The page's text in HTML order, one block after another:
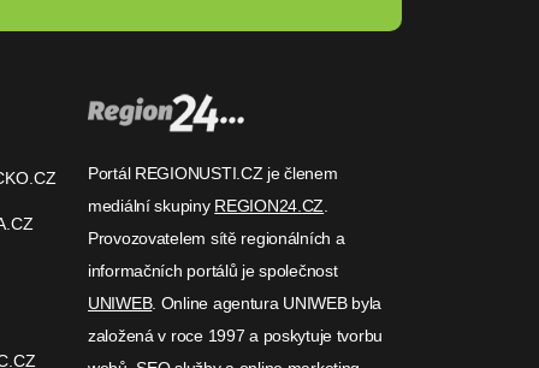
Portál REGIONUSTI.CZ je členem
mediální skupiny REGION24.CZ.
Provozovatelem sítě regionálních a
informačních portálů je společnost
UNIWEB. Online agentura UNIWEB byla
založená v roce 1997 a poskytuje tvorbu